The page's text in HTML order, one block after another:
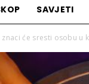
SAVJETI
znaci će sresti osobu u